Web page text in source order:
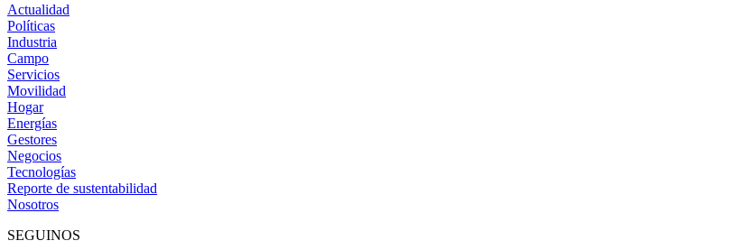
Actualidad
Políticas
Industria
Campo
Servicios
Movilidad
Hogar
Energías
Gestores
Negocios
Tecnologías
Reporte de sustentabilidad
Nosotros
SEGUINOS